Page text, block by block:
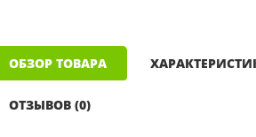
ОБЗОР ТОВАРА
ОТЗЫВОВ (0)